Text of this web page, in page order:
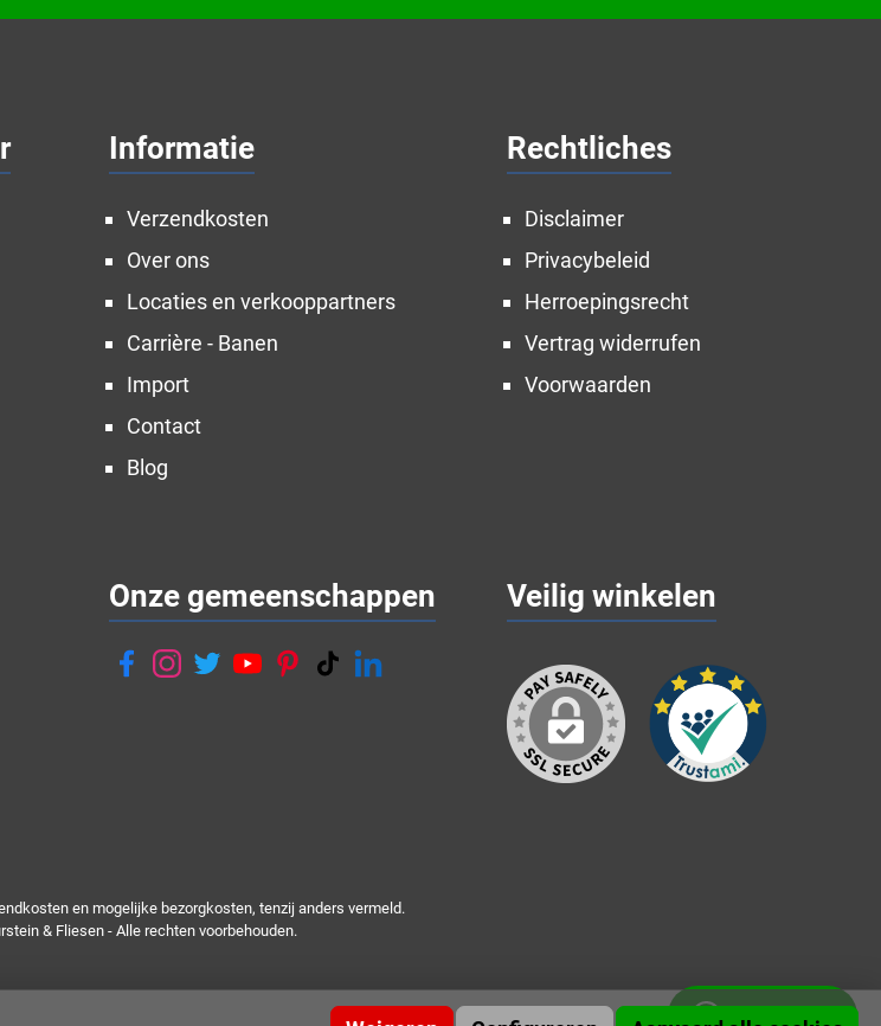
Informatie
Verzendkosten
Over ons
Locaties en verkooppartners
Carrière - Banen
Import
Contact
Blog
Rechtliches
Disclaimer
Privacybeleid
Herroepingsrecht
Vertrag widerrufen
Voorwaarden
Onze gemeenschappen Veilig winkelen
en mogelijke bezorgkosten, tenzij anders vermeld.
& Fliesen - Alle rechten voorbehouden.
Whatsapp